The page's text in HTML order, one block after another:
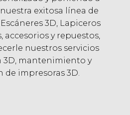
exitosa línea de
3D, Lapiceros
accesorios y repuestos,
nuestros servicios
3D, mantenimiento y
de impresoras 3D.